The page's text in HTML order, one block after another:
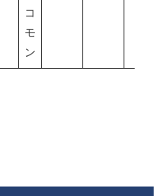
コ
モ
ン